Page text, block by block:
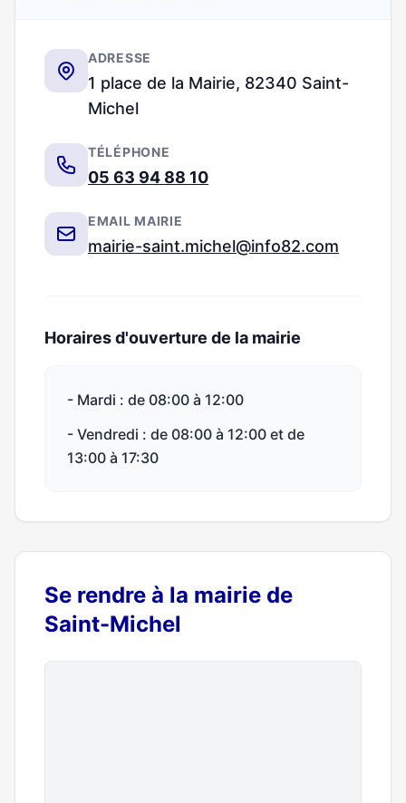
ADRESSE
1 place de la Mairie, 82340 Saint-
Michel
TÉLÉPHONE
05 63 94 88 10
EMAIL MAIRIE
mairie-saint.michel@info82.com
Horaires d'ouverture de la mairie
- Mardi : de 08:00 à 12:00
- Vendredi : de 08:00 à 12:00 et de
13:00 à 17:30
Se rendre à la mairie de
Saint-Michel